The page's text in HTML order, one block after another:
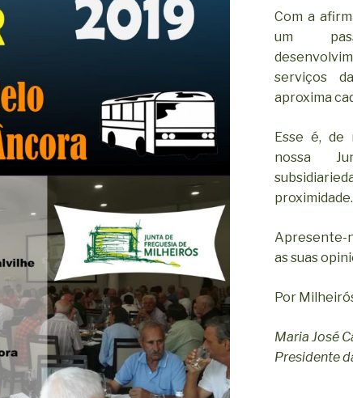
Com a
um
serviços
aproxima
Esse é, de
nossa
proximidade.
Apresente-
as suas
Por
Maria José
Presidente